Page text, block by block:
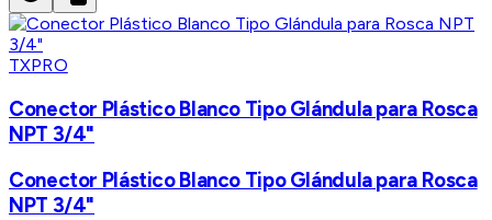
TXPRO
Conector Plástico Blanco Tipo Glándula para Rosca
NPT 3/4"
Conector Plástico Blanco Tipo Glándula para Rosca
NPT 3/4"